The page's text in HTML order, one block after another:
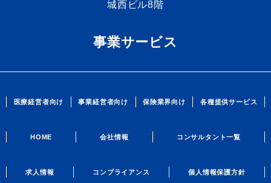
城西ビル8階
事業サービス
医療経営者向け 事業経営者向け 保険業界向け 各種提供サービス
HOME 会社情報 コンサルタント一覧
求人情報 コンプライアンス 個人情報保護方針